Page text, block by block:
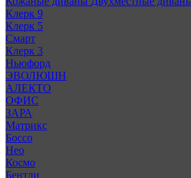
Клерк 9
Клерк 5
Смарт
Клерк 3
Ньюфорд
ЭВОЛЮШН
АЛЕКТО
ОФИС
ЗАРА
Матрикс
Боссо
Нео
Космо
Бентли